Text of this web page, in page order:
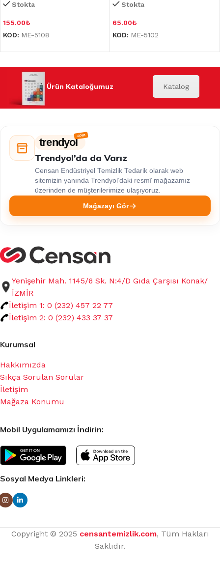
Stokta
155.00₺
KOD: ME-5108
Stokta
65.00₺
KOD: ME-5102
Ürün Kataloğumuz Katalog
trendyol
Trendyol’da da Varız
Censan Endüstriyel Temizlik Tedarik olarak web
sitemizin yanında Trendyol’daki resmî mağazamız
üzerinden de müşterilerimize ulaşıyoruz.
Mağazayı Gör
Yenişehir Mah. 1145/6 Sk. N:4/D Gıda Çarşısı Konak/
İZMİR
İletişim 1: 0 (232) 457 22 77
İletişim 2: 0 (232) 433 37 37
Kurumsal
Hakkımızda
Sıkça Sorulan Sorular
İletişim
Mağaza Konumu
Mobil Uygulamamızı İndirin:
Sosyal Medya Linkleri:
Copyright © 2025 censantemizlik.com, Tüm Hakları
Saklıdır.